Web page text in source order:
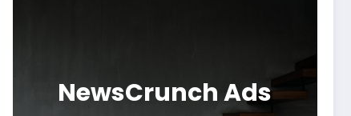
NewsCrunch Ads